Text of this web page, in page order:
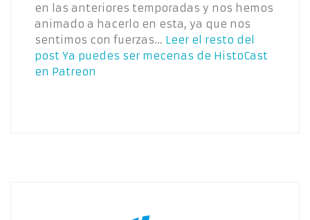
en las anteriores temporadas y nos hemos
animado a hacerlo en esta, ya que nos
sentimos con fuerzas… Leer el resto del
post Ya puedes ser mecenas de HistoCast
en Patreon